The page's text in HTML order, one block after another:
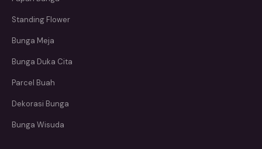
Standing Flower
Bunga Meja
Bunga Duka Cita
Parcel Buah
Dekorasi Bunga
Bunga Wisuda